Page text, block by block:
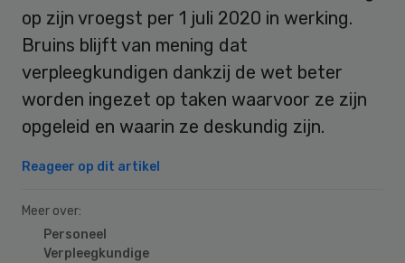
op zijn vroegst per 1 juli 2020 in werking.
Bruins blijft van mening dat
verpleegkundigen dankzij de wet beter
worden ingezet op taken waarvoor ze zijn
opgeleid en waarin ze deskundig zijn.
Reageer op dit artikel
Meer over:
Personeel
Verpleegkundige